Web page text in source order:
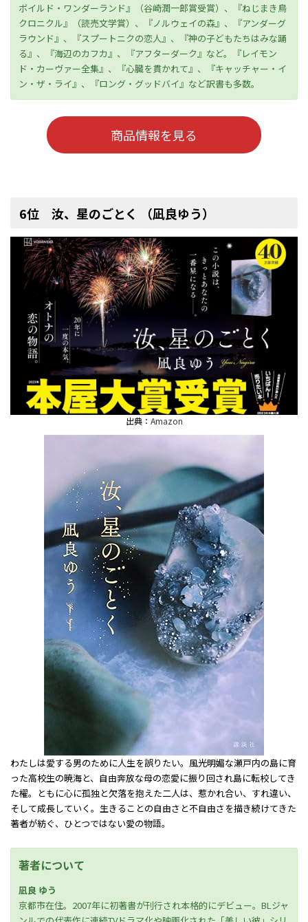
ボイルド・ワンダーランド』（谷崎潤一郎賞受賞）、『ねじまき鳥
クロニクル』（読売文学賞）、『ノルウェイの森』、『アンダーグ
ラウンド』、『スプートニクの恋人』、『神の子どもたちはみな踊
る』、『海辺のカフカ』、『アフターダーク』など。『レイモン
ド・カーヴァー全集』、『心臓を貫かれて』、『キャッチャー・イ
ン・ザ・ライ』、『ロング・グッドバイ』など訳書も多数。
商品情報を見る
6位 汝、星のごとく （凪良ゆう）
出典： Amazon
――わたしは愛する男のために人生を誤りたい。風光明媚な瀬戸内の島に育
った高校生の暁海と、自由奔放な母の恋愛に振り回され島に転校してき
た櫂。ともに心に孤独と欠落を抱えた二人は、惹かれ合い、すれ違い、
そして成長していく。生きることの自由さと不自由さを描き続けてきた
著者が紡ぐ、ひとつではない愛の物語。
著者について
凪良 ゆう
京都市在住。2007年に初著書が刊行され本格的にデビュー。BLジャ